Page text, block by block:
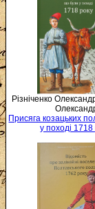
Різніченко
Присяга козацьких
у поході 1718